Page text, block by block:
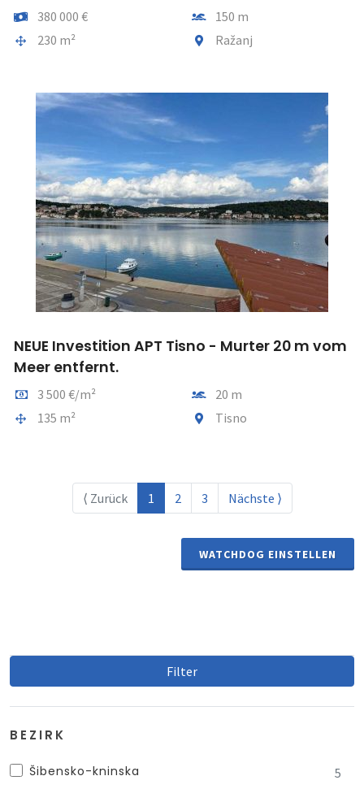
Preis380 000 € Entfernung vom meer
150 m
Gesamtfläche
230 m² Gemeindeteil
Ražanj
NEUE Investition APT Tisno - Murter 20 m vom
Meer entfernt.
Preis pro m2
3 500 €/m² Entfernung vom meer
20 m
Gesamtfläche
135 m² Gemeindeteil
Tisno
⟨ Zurück 1 2 3 Nächste ⟩
WATCHDOG EINSTELLEN
Filter
BEZIRK
Šibensko-kninska
5